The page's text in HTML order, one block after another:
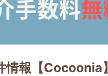
情報【Cocoonia】